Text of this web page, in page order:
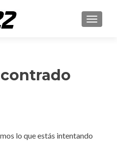
lo que estás intentando